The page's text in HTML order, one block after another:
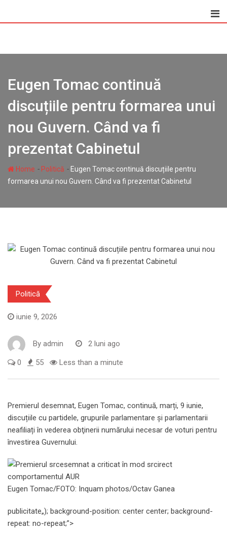
Eugen Tomac continuă
discuțiile pentru formarea unui
nou Guvern. Când va fi
prezentat Cabinetul
Home - Politică - Eugen Tomac continuă discuțiile pentru
formarea unui nou Guvern. Când va fi prezentat Cabinetul
Politică
iunie 9, 2026
By admin 2 luni ago
0 55 Less than a minute
Premierul desemnat, Eugen Tomac, continuă, marți, 9 iunie,
discuțiile cu partidele, grupurile parlamentare și parlamentarii
neafiliați în vederea obţinerii numărului necesar de voturi pentru
învestirea Guvernului.
Eugen Tomac/FOTO: Inquam photos/Octav Ganea
publicitate„); background-position: center center; background-
repeat: no-repeat;”>